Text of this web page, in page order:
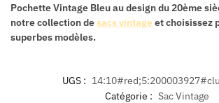
Pochette Vintage Bleuau design du 20ème
notre collection desacs vintageet choisissez
superbes modèles.
UGS :
Catégorie : Sac Vintage